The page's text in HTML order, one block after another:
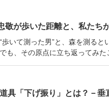
敬が歩いた距離と、私たち
いて測った男”と、森を測る
も、その原点に立ち返ってみ
具「下げ振り」とは？－垂